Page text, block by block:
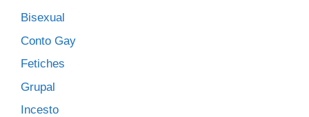
Bisexual
Conto Gay
Fetiches
Grupal
Incesto